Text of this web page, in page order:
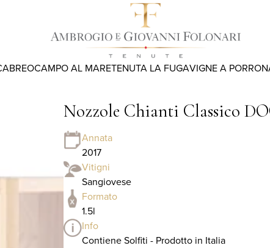
CAMPO AL MARETENUTA LA FUGAVIGNE A
Nozzole Chianti Classico
Annata
2017
Vitigni
Sangiovese
Formato
1.5l
Info
Contiene Solfiti - Prodotto in Italia